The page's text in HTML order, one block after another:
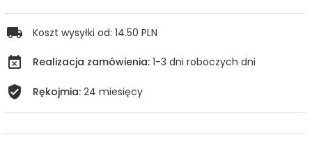
Koszt wysyłki od: 14.50 PLN
Realizacja zamówienia: 1-3 dni roboczych dni
Rękojmia: 24 miesięcy